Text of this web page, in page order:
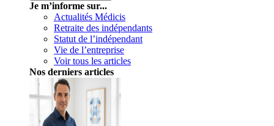
Je m’informe sur...
Actualités Médicis
Retraite des indépendants
Statut de l’indépendant
Vie de l’entreprise
Voir tous les articles
Nos derniers articles